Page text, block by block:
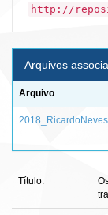
http://
Arquivos
Arquivo
Título: